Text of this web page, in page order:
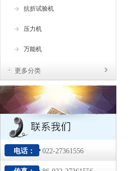
抗折试验机
压力机
万能机
更多分类
电话： 022-27361556